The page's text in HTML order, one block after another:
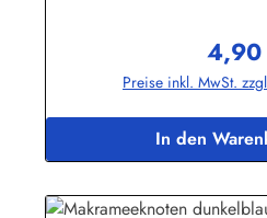
4,90
Preise inkl. MwSt.
In den